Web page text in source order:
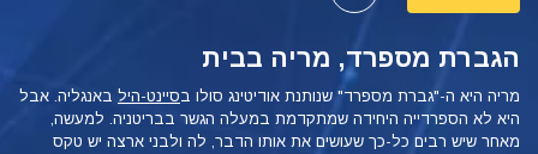
הגברת מספרד, מריה בבית
מריה היא ה-"גברת מספרד" שנותנת אודיטינג סולו בסיינט-היל באנגליה. אבל
היא לא הספרדייה היחידה שמתקדמת במעלה הגשר בבריטניה. למעשה,
מאחר שיש רבים כל-כך שעושים את אותו הדבר, לה ולבני ארצה יש טקס